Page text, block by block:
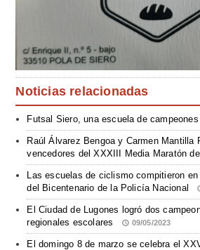
Noticias relacionadas
Futsal Siero, una escuela de campeones
Raúl Álvarez Bengoa y Carmen Mantilla
vencedores del XXXIII Media Maratón
Las escuelas de ciclismo compitieron
del Bicentenario de la Policía Nacional
El Ciudad de Lugones logró dos
regionales escolares
09/05/2023
El domingo 8 de marzo se celebra el